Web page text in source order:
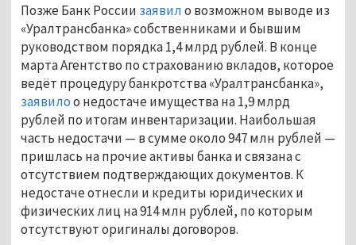
Позже Банк России заявило возможном выводе из
«Уралтрансбанка» собственниками и бывшим
руководством порядка 1,4 млрд рублей. В конце
марта Агентство по страхованию вкладов, которое
ведёт процедуру банкротства «Уралтрансбанка»,
заявилоо недостаче имущества на 1,9 млрд
рублей по итогам инвентаризации. Наибольшая
часть недостачи — в сумме около 947 млн рублей —
пришлась на прочие активы банка и связана с
отсутствием подтверждающих документов. К
недостаче отнесли и кредиты юридических и
физических лиц на 914 млн рублей, по которым
отсутствуют оригиналы договоров.